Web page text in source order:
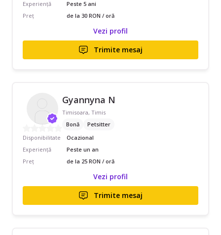
Experiență
Peste 5 ani
Preț
de la 30 RON / oră
Vezi profil
Trimite mesaj
Gyannyna N
Timisoara, Timis
Bonă
Petsitter
Disponibilitate
Ocazional
Experiență
Peste un an
Preț
de la 25 RON / oră
Vezi profil
Trimite mesaj